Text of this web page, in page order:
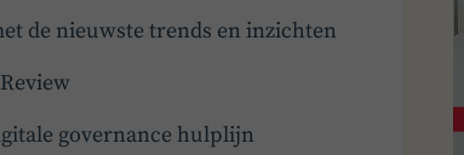
de nieuwste trends en inzichten
governance hulplijn